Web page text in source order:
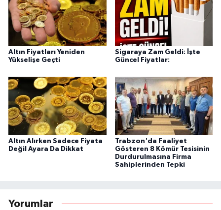
Altın Fiyatları Yeniden
Yükselişe Geçti
Sigaraya Zam Geldi: İşte
Güncel Fiyatlar:
Altın Alırken Sadece Fiyata
Değil Ayara Da Dikkat
Trabzon'da Faaliyet
Gösteren 8 Kömür Tesisinin
Durdurulmasına Firma
Sahiplerinden Tepki
Yorumlar